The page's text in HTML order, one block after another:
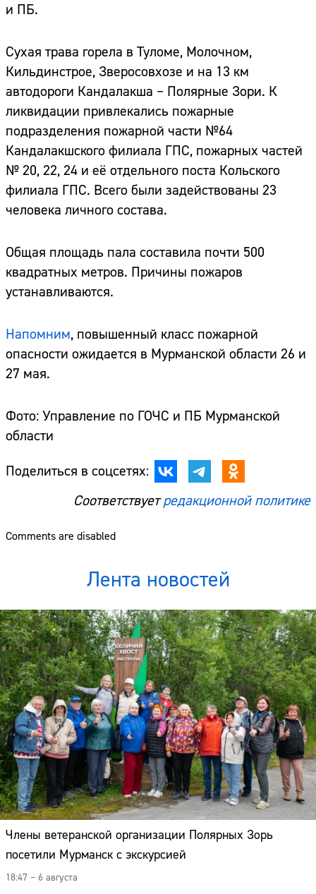
и ПБ.
Сухая трава горела в Туломе, Молочном,
Кильдинстрое, Зверосовхозе и на 13 км
автодороги Кандалакша – Полярные Зори. К
ликвидации привлекались пожарные
подразделения пожарной части №64
Кандалакшского филиала ГПС, пожарных частей
№ 20, 22, 24 и её отдельного поста Кольского
филиала ГПС. Всего были задействованы 23
человека личного состава.
Общая площадь пала составила почти 500
квадратных метров. Причины пожаров
устанавливаются.
Напомним, повышенный класс пожарной
опасности ожидается в Мурманской области 26 и
27 мая.
Фото: Управление по ГОЧС и ПБ Мурманской
области
Поделиться в соцсетях:
Соответствуетредакционной политике
Comments are disabled
Лента новостей
Члены ветеранской организации Полярных Зорь
посетили Мурманск с экскурсией
18:47 – 6 августа